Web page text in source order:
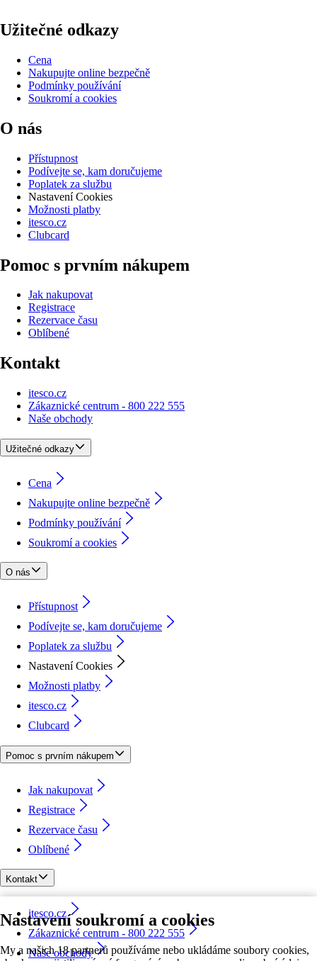
Nastavení soukromí a cookies
My a našich 18 partnerů používáme nebo ukládáme soubory cookies,
Užitečné odkazy
Cena
Nakupujte online bezpečně
Podmínky používání
Soukromí a cookies
O nás
Přístupnost
Podívejte se, kam doručujeme
Poplatek za službu
Nastavení Cookies
Možnosti platby
itesco.cz
Clubcard
Pomoc s prvním nákupem
Jak nakupovat
Registrace
Rezervace času
Oblíbené
Kontakt
itesco.cz
Zákaznické centrum - 800 222 555
Naše obchody
Užitečné odkazy
Cena
Nakupujte online bezpečně
Podmínky používání
Soukromí a cookies
O nás
Přístupnost
Podívejte se, kam doručujeme
Poplatek za službu
Nastavení Cookies
Možnosti platby
itesco.cz
Clubcard
Pomoc s prvním nákupem
Jak nakupovat
Registrace
Rezervace času
Oblíbené
Kontakt
itesco.cz
Zákaznické centrum - 800 222 555
Naše obchody